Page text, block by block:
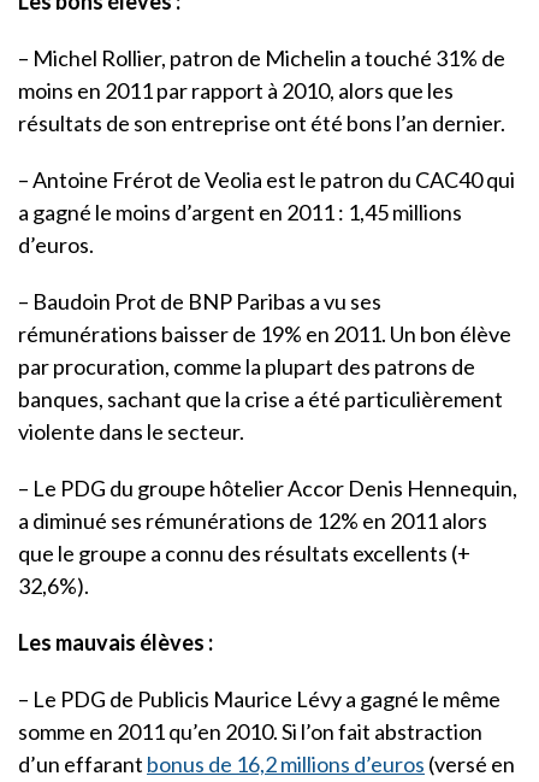
– Michel Rollier, patron de Michelin a touché 31% de
moins en 2011 par rapport à 2010, alors que les
résultats de son entreprise ont été bons l’an dernier.
– Antoine Frérot de Veolia est le patron du CAC40 qui
a gagné le moins d’argent en 2011 : 1,45 millions
d’euros.
– Baudoin Prot de BNP Paribas a vu ses
rémunérations baisser de 19% en 2011. Un bon élève
par procuration, comme la plupart des patrons de
banques, sachant que la crise a été particulièrement
violente dans le secteur.
– Le PDG du groupe hôtelier Accor Denis Hennequin,
a diminué ses rémunérations de 12% en 2011 alors
que le groupe a connu des résultats excellents (+
32,6%).
Les mauvais élèves :
– Le PDG de Publicis Maurice Lévy a gagné le même
somme en 2011 qu’en 2010. Si l’on fait abstraction
d’un effarant bonus de 16,2 millions d’euros (versé en